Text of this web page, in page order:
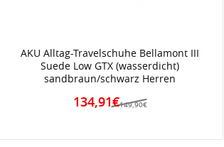
AKU Alltag-Travelschuhe Bellamont III
Suede Low GTX (wasserdicht)
sandbraun/schwarz Herren
149,90€
134,91€